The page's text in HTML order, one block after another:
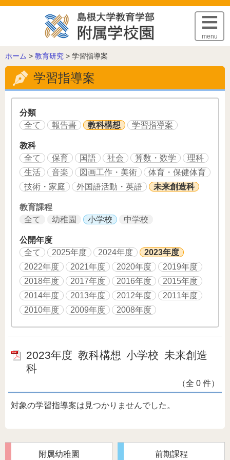
このページの本文へ
menu
こ
の
ー
ジ
ホーム > 教育研究 > 学習指導案
学習指導案
分類
全て
報告書 教科構想 学習指導案
教科
全て
保育 国語 社会 算数・数学
理科
生活
音楽 図画工作・美術
体育・保健体育
技術・家庭
外国語活動・英語 未来創造科
教育課程
全て
幼稚園 小学校 中学校
公開年度
全て
2025年度 2024年度
2023年度
2022年度
2021年度 2020年度
2019年度
2018年度
2017年度 2016年度
2015年度
2014年度
2013年度 2012年度
2011年度
2010年度
2009年度 2008年度
2023年度 教科構想 小学校 未来創造
科
（全 0 件）
対象の学習指導案は見つかりませんでした。
附属幼稚園 前期課程